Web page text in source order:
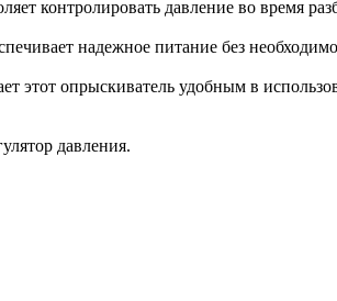
контролировать давление во время
надежное питание без
этот опрыскиватель удобным в
давления.